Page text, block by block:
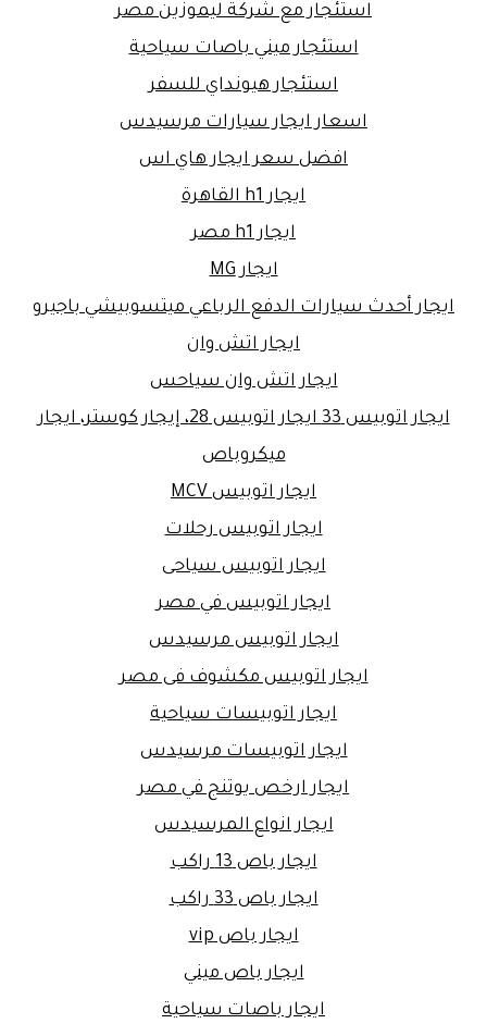
استئجار مع شركة ليموزين مصر
استئجار ميني باصات سياحية
استئجار هيونداي للسفر
اسعار ايجار سيارات مرسيدس
افضل سعر ايجار هاي اس
ايجار h1 القاهرة
ايجار h1 مصر
ايجار MG
ايجار أحدث سيارات الدفع الرباعي ميتسوبيشي باجيرو
ايجار اتش وان
ايجار اتش وان سياحس
ايجار اتوبيس 33 ايجار اتوبيس 28، إيجار كوستر، ايجار
ميكروباص
ايجار اتوبيس MCV
ايجار اتوبيس رحلات
ايجار اتوبيس سياحى
ايجار اتوبيس في مصر
ايجار اتوبيس مرسيدس
ايجار اتوبيس مكشوف فى مصر
ايجار اتوبيسات سياحية
ايجار اتوبيسات مرسيدس
ايجار ارخص يوتنج في مصر
ايجار انواع المرسيدس
ايجار باص 13 راكب
ايجار باص 33 راكب
ايجار باص vip
ايجار باص ميني
ايجار باصات سياحية